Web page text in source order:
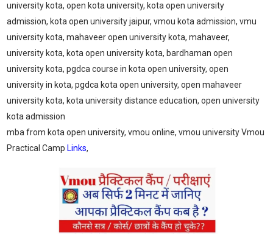
university kota, open kota university, kota open university
admission, kota open university jaipur, vmou kota admission, vmu
university kota, mahaveer open university kota, mahaveer,
university kota, kota open university kota, bardhaman open
university kota, pgdca course in kota open university, open
university in kota, pgdca kota open university, open mahaveer
university kota, kota university distance education, open university
kota admission
mba from kota open university, vmou online, vmou university Vmou
Practical Camp Links,